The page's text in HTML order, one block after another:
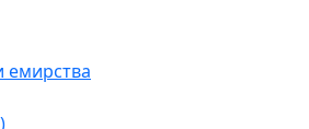
емирства